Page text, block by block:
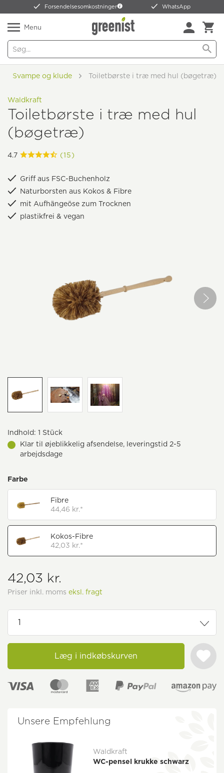
Forsendelsesomkostninger WhatsApp
Menu
Svampe og klude Toiletbørste i træ med hul (bøgetræ)
Waldkraft
Toiletbørste i træ med hul
(bøgetræ)
4.7 (15)
Griff aus FSC-Buchenholz
Naturborsten aus Kokos & Fibre
mit Aufhängeöse zum Trocknen
plastikfrei & vegan
Indhold: 1 Stück
Klar til øjeblikkelig afsendelse, leveringstid 2-5
arbejdsdage
Farbe
Fibre
44,46 kr.*
Kokos-Fibre
42,03 kr.*
42,03 kr.
Priser inkl. moms eksl. fragt
Læg i indkøbskurven
Unsere Empfehlung
Waldkraft
WC-pensel krukke schwarz